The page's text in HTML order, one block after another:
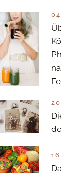
04
20
16